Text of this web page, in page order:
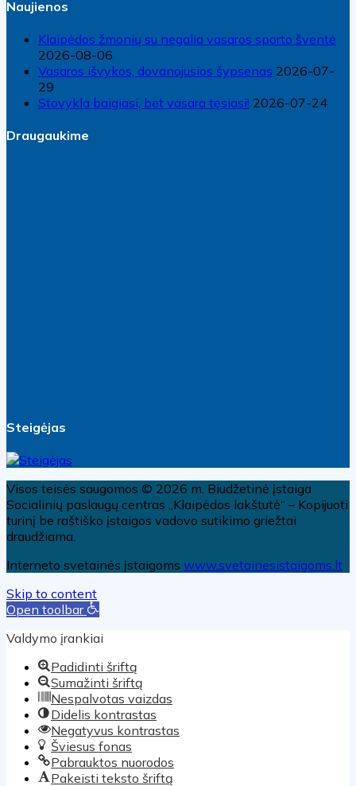
Naujienos
Klaipėdos žmonių su negalia vasaros sporto šventė
2026-08-06
Vasaros išvykos, dovanojusios šypsenas 2026-07-
29
Stovykla baigiasi, bet vasara tęsiasi! 2026-07-24
Draugaukime
Steigėjas
Visos teisės saugomos © 2026 m. Biudžetinė įstaiga
Socialinių paslaugų centras „Klaipėdos lakštutė“ – Kopijuoti
turinį be raštiško įstaigos vadovo sutikimo griežtai
draudžiama.
Interneto svetainės įstaigoms www.svetainesistaigoms.lt
Skip to content
Open toolbar
Valdymo įrankiai
Padidinti šriftą
Sumažinti šriftą
Nespalvotas vaizdas
Didelis kontrastas
Negatyvus kontrastas
Šviesus fonas
Pabrauktos nuorodos
Pakeisti teksto šriftą